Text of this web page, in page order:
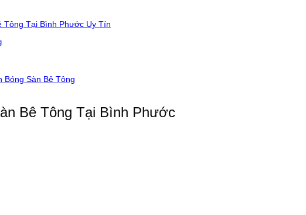
Tông Tại Bình Phước Uy Tín
Bóng Sàn Bê Tông
Bê Tông Tại Bình Phước